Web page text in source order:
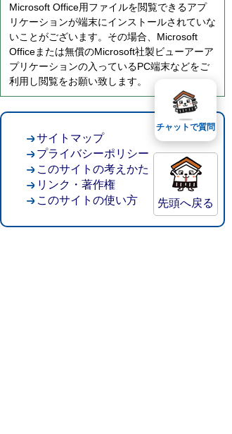
Microsoft Office用ファイルを閲覧できるアプ
リケーションが端末にインストールされていな
いことがございます。その場合、Microsoft
Officeまたは無償のMicrosoft社製ビューアーア
プリケーションの入っているPC端末などをご
利用し閲覧をお願い致します。
先頭へ戻る
サイトマップ
プライバシーポリシー
このサイトの考えかた
リンク・著作権
このサイトの使い方
チャットで質問